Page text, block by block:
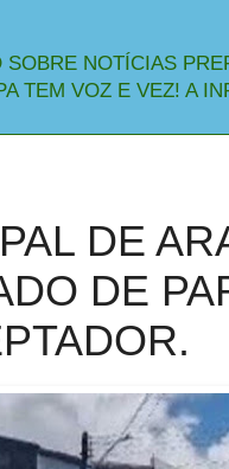
NOTÍCIAS
TEM VOZ E VEZ! A
DE
DE